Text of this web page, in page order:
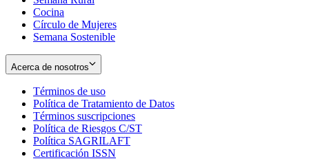
Cocina
Círculo de Mujeres
Semana Sostenible
Acerca de nosotros
Términos de uso
in
new
window
Política de Tratamiento de Datos
Términos suscripciones
in
Política de Riesgos C/ST
Política SAGRILAFT
Certificación ISSN